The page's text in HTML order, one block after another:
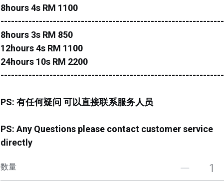
8hours 4s RM 1100
----------------------------------------------------------------
8hours 3s RM 850
12hours 4s RM 1100
24hours 10s RM 2200
----------------------------------------------------------------
PS: 有任何疑问 可以直接联系服务人员
PS: Any Questions please contact customer service
directly
数量